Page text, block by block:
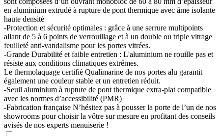
en aluminium extrudé à rupture de pont thermique avec âme isolante
haute densité
-Protection et sécurité optimales : grâce à une serrure multipoints
allant de 5 à 6 points de verrouillage et à un double ou triple vitrage
feuilleté anti-vandalisme pour les portes vitrées.
-Grande Durabilité et faible entretien : L'aluminium ne rouille pas et
résiste aux conditions climatiques extrêmes.
Le thermolaquage certifié Qualimarine de nos portes alu garantit
également une couleur stable et un entretien réduit.
-Seuil aluminium à rupture de pont thermique extra-plat compatible
avec les normes d’accessibilité (PMR)
-Fabrication française N’hésitez pas à pousser la porte de l’un de nos
showrooms pour choisir la vôtre sur mesure en profitant des conseils
avisés de nos experts menuiserie !